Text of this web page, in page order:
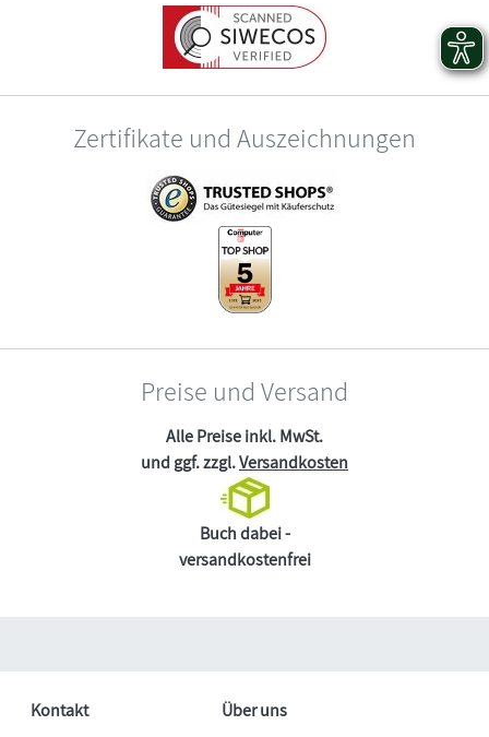
Zertifikate und Auszeichnungen
Preise und Versand
Alle Preise inkl. MwSt.
und ggf. zzgl.Versandkosten
Buch dabei -
versandkostenfrei
Kontakt Über uns